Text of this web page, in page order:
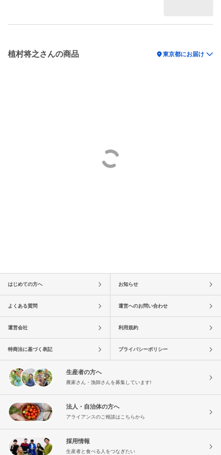
植村将之さんの商品 location_on東京都にお届け
はじめての方へ お知らせ
よくある質問 運営へのお問い合わせ
運営会社 利用規約
特商法に基づく表記 プライバシーポリシー
生産者の方へ
農家さん・漁師さんを募集しています!
法人・自治体の方へ
アライアンスのご相談はこちらから
採用情報
生産者と食べる人をつなぎたい